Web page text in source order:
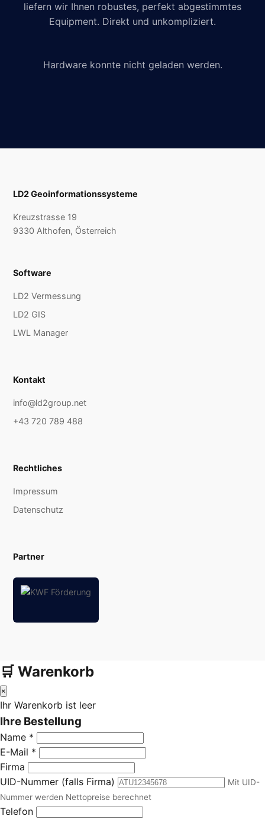
liefern wir Ihnen robustes, perfekt abgestimmtes
Equipment. Direkt und unkompliziert.
Hardware konnte nicht geladen werden.
LD2 Geoinformationssysteme
Kreuzstrasse 19
9330 Althofen, Österreich
Software
LD2 Vermessung
LD2 GIS
LWL Manager
Kontakt
info@ld2group.net
+43 720 789 488
Rechtliches
Impressum
Datenschutz
Partner
🛒 Warenkorb
×
Ihr Warenkorb ist leer
Ihre Bestellung
Name *
E-Mail *
Firma
UID-Nummer (falls Firma)
Mit UID-
Nummer werden Nettopreise berechnet
Telefon